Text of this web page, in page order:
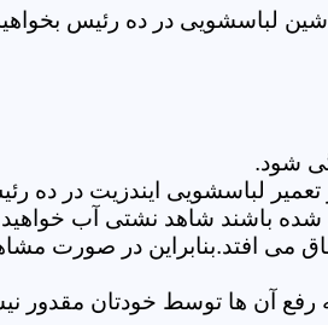
لباسشویی در ده رئیس
شود.
لباسشویی ایندزیت در ده
باشند شاهد نشتی آب خواهید
می افتد.بنابراین در صورت
رفع آن ها توسط خودتان